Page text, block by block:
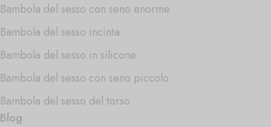
Bambola del sesso con seno enorme
Bambola del sesso incinta
Bambola del sesso in silicone
Bambola del sesso con seno piccolo
Bambola del sesso del torso
Blog